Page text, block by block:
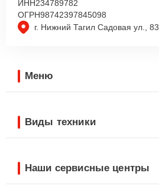
г. Нижний Тагил Садовая ул., 83
ИНН234789782
ОГРН98742397845098
Меню
Виды техники
Наши сервисные центры